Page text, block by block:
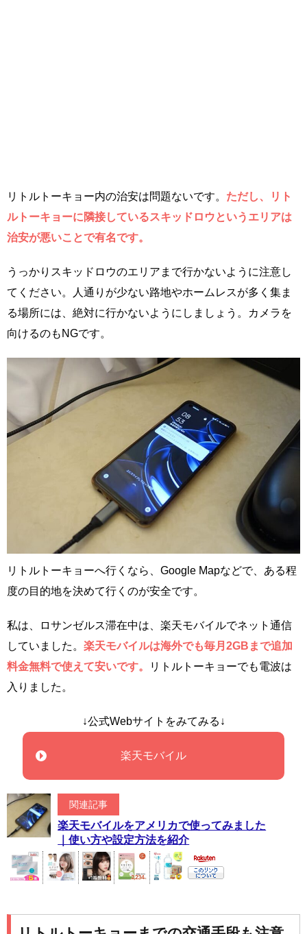
リトルトーキョー内の治安は問題ないです。 ただし、リト
ルトーキョーに隣接しているスキッドロウというエリアは
治安が悪いことで有名です。
うっかりスキッドロウのエリアまで行かないように注意し
てください。人通りが少ない路地やホームレスが多く集ま
る場所には、絶対に行かないようにしましょう。カメラを
向けるのもNGです。
リトルトーキョーへ行くなら、Google Mapなどで、ある程
度の目的地を決めて行くのが安全です。
私は、ロサンゼルス滞在中は、楽天モバイルでネット通信
していました。 楽天モバイルは海外でも毎月2GBまで追加
料金無料で使えて安いです。
リトルトーキョーでも電波は
入りました。
↓公式Webサイトをみてみる↓
楽天モバイル
関連記事
楽天モバイルをアメリカで使ってみました
｜使い方や設定方法を紹介